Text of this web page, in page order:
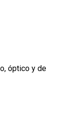
óptico y de